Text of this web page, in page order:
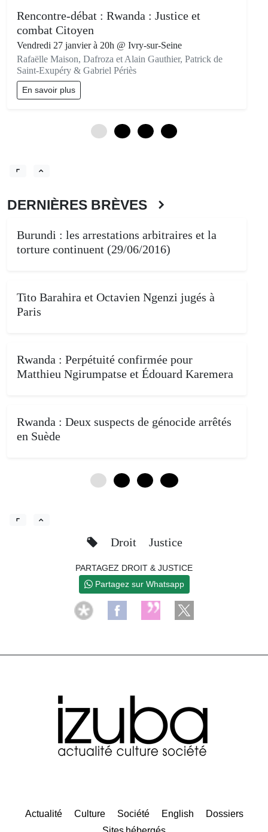
Rencontre-débat : Rwanda : Justice et
combat Citoyen
Vendredi 27 janvier à 20h @ Ivry-sur-Seine
Rafaëlle Maison, Dafroza et Alain Gauthier, Patrick de
Saint-Exupéry & Gabriel Périès
En savoir plus
DERNIÈRES BRÈVES
Burundi : les arrestations arbitraires et la
torture continuent (29/06/2016)
Tito Barahira et Octavien Ngenzi jugés à
Paris
Rwanda : Perpétuité confirmée pour
Matthieu Ngirumpatse et Édouard Karemera
Rwanda : Deux suspects de génocide arrêtés
en Suède
Droit Justice
PARTAGEZ DROIT & JUSTICE
Partagez sur Whatsapp
Actualité Culture Société English
Dossiers